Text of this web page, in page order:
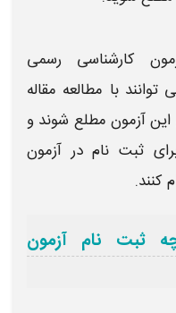
کارشناسی رسمی
با مطالعه مقاله
آزمون مطلع شوند و
ثبت نام در آزمون
کنند.
ثبت نام آزمون